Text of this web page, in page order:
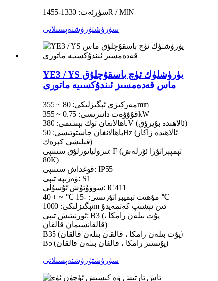
سۈرئەت: 1330-1455R / MIN
سۈرۈشتۈرۈشتەپسىلاتى
YE3 / YS يۈرۈشلۈك ئۈچ باسقۇچلۇق
ماس قەدەمسىز ئىندۇكسىيە ماتورى
مەركىزى ئېگىزلىكى: 80 ~ 355mm
قۇۋۋەت دائىرىسى: 0.75 ~ 355kW
باھالانغان توك بېسىمى: 380V (ئالاھىدە بۇيرۇق)
باھالانغان چاستوتىسى: 50Hz (ئالاھىدە زاكاز
قىلىشى كېرەك)
ئىزولياتورلۇق سىنىپى: F (تېمپېراتۇرا ئۆرلەش
80K)
قوغداش سىنىپى: IP55
ۋەزىپە تىپى: S1
سوۋۇتۇش ئۇسۇلى: IC411
مۇھىت تېمپېراتۇرىسى: -15 ℃ ~ + 40 ℃
ئېگىزلىكى: 1000m دىن ئېشىپ كەتمەيدۇ
ئورنىتىش تىپى: B3 (پۇت بىلەن رامكا ،
قالقانسىمان قالقان)
B35 (پۇت بىلەن رامكا ، قالقان بىلەن قالقان)
B5 (پۇتسىز رامكا ، قالقان بىلەن قالقان)
سۈرۈشتۈرۈشتەپسىلاتى